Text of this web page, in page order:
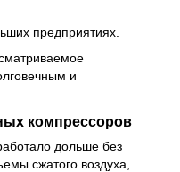
предприятиях.
и
компрессоров
дольше без
сжатого воздуха,